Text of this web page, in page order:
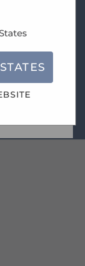
1.490 Kč